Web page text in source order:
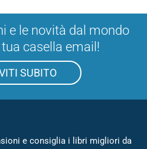
e le novità dal mondo
casella email!
SUBITO
e consiglia i libri migliori da